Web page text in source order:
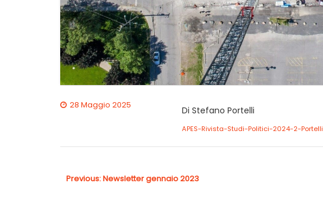
Di Stefano Portelli
APES-Rivista-Studi-Politici-2024-2-Portelli
28 Maggio 2025
articoli
Previous:Previous
Newsletter gennaio 2023